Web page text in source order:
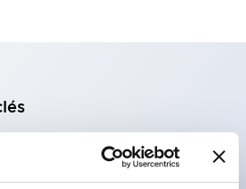
étages avec 2 contacts,
à 4 contacts